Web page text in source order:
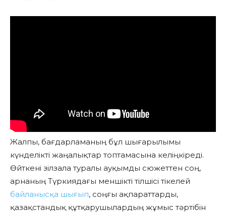
Жалпы, бағдарламаның бұл шығарылымы
күнделікті жаңалықтар топтамасына келіңкіреді.
Өйткені зілзала туралы ауқымды сюжеттен соң,
арнаның Түркиядағы меншікті тілшісі тікелей
байланысқа шығып, соңғы ақпараттарды,
қазақстандық құтқарушылардың жұмыс тәртібін